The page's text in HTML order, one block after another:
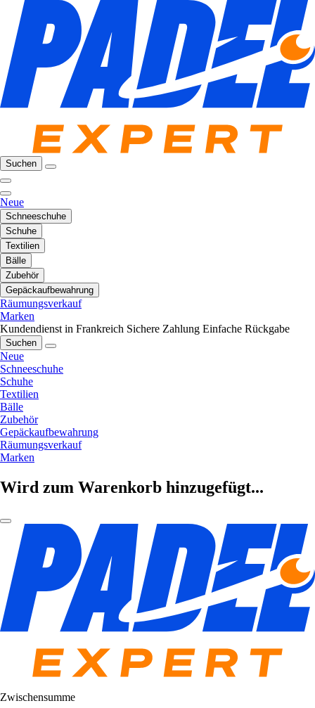
Suchen
Neue
Schneeschuhe
Schuhe
Textilien
Bälle
Zubehör
Gepäckaufbewahrung
Räumungsverkauf
Marken
Kundendienst in Frankreich Sichere Zahlung Einfache Rückgabe
Suchen
Neue
Schneeschuhe
Schuhe
Textilien
Bälle
Zubehör
Gepäckaufbewahrung
Räumungsverkauf
Marken
Wird zum Warenkorb hinzugefügt...
Zwischensumme